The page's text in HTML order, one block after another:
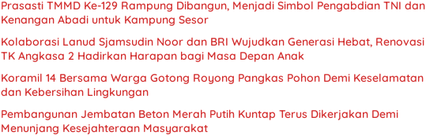
Prasasti TMMD Ke-129 Rampung Dibangun, Menjadi Simbol Pengabdian TNI dan
Kenangan Abadi untuk Kampung Sesor
Kolaborasi Lanud Sjamsudin Noor dan BRI Wujudkan Generasi Hebat, Renovasi
TK Angkasa 2 Hadirkan Harapan bagi Masa Depan Anak
Koramil 14 Bersama Warga Gotong Royong Pangkas Pohon Demi Keselamatan
dan Kebersihan Lingkungan
Pembangunan Jembatan Beton Merah Putih Kuntap Terus Dikerjakan Demi
Menunjang Kesejahteraan Masyarakat